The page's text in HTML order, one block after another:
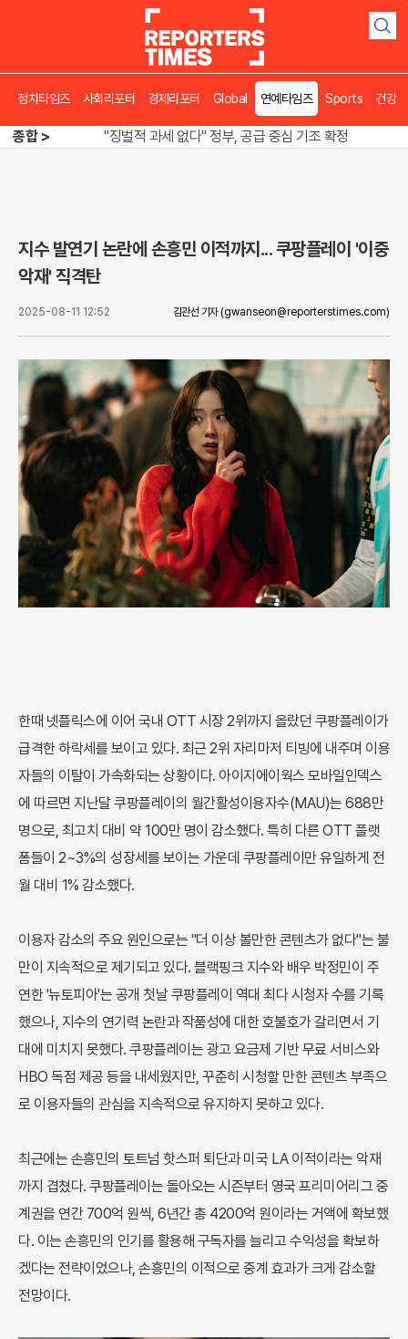
검
정치타임즈 사회리포터 경제리포터 Global 연예타임즈 Sports 건강
종합 >
오뚜기·비비고 면 전쟁, 폭염 특수에 매출 껑충
"징벌적 과세 없다" 정부, 공급 중심 기조 확정
지수 발연기 논란에 손흥민 이적까지... 쿠팡플레이 '이중
악재' 직격탄
2025-08-11 12:52 김관선 기자 (gwanseon@reporterstimes.com)
한때 넷플릭스에 이어 국내 OTT 시장 2위까지 올랐던 쿠팡플레이가
급격한 하락세를 보이고 있다. 최근 2위 자리마저 티빙에 내주며 이용
자들의 이탈이 가속화되는 상황이다. 아이지에이웍스 모바일인덱스
에 따르면 지난달 쿠팡플레이의 월간활성이용자수(MAU)는 688만
명으로, 최고치 대비 약 100만 명이 감소했다. 특히 다른 OTT 플랫
폼들이 2~3%의 성장세를 보이는 가운데 쿠팡플레이만 유일하게 전
월 대비 1% 감소했다.
이용자 감소의 주요 원인으로는 "더 이상 볼만한 콘텐츠가 없다"는 불
만이 지속적으로 제기되고 있다. 블랙핑크 지수와 배우 박정민이 주
연한 '뉴토피아'는 공개 첫날 쿠팡플레이 역대 최다 시청자 수를 기록
했으나, 지수의 연기력 논란과 작품성에 대한 호불호가 갈리면서 기
대에 미치지 못했다. 쿠팡플레이는 광고 요금제 기반 무료 서비스와
HBO 독점 제공 등을 내세웠지만, 꾸준히 시청할 만한 콘텐츠 부족으
로 이용자들의 관심을 지속적으로 유지하지 못하고 있다.
최근에는 손흥민의 토트넘 핫스퍼 퇴단과 미국 LA 이적이라는 악재
까지 겹쳤다. 쿠팡플레이는 돌아오는 시즌부터 영국 프리미어리그 중
계권을 연간 700억 원씩, 6년간 총 4200억 원이라는 거액에 확보했
다. 이는 손흥민의 인기를 활용해 구독자를 늘리고 수익성을 확보하
겠다는 전략이었으나, 손흥민의 이적으로 중계 효과가 크게 감소할
전망이다.